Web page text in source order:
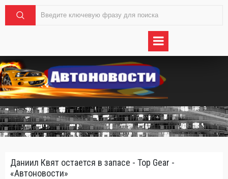
Даниил Квят остается в запасе - Top Gear -
«Автоновости»